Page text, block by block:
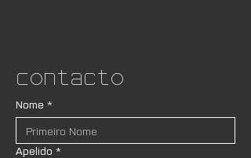
Contacto
Nome *
Apelido *